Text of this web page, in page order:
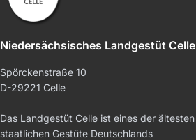
Niedersächsisches Landgestüt Celle
Spörckenstraße 10
D-29221 Celle
Das Landgestüt Celle ist eines der ältesten
staatlichen Gestüte Deutschlands